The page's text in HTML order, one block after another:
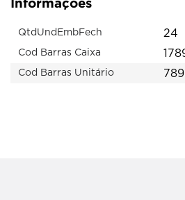
Informações
QtdUndEmbFech 24
Cod Barras Caixa
Cod Barras Unitário